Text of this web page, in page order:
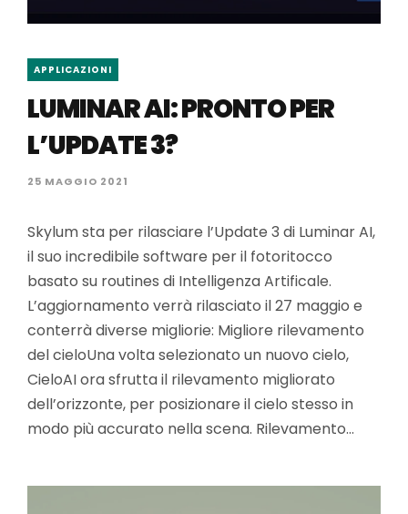
APPLICAZIONI
LUMINAR AI: PRONTO PER
L’UPDATE 3?
25 MAGGIO 2021
Skylum sta per rilasciare l’Update 3 di Luminar AI,
il suo incredibile software per il fotoritocco
basato su routines di Intelligenza Artificale.
L’aggiornamento verrà rilasciato il 27 maggio e
conterrà diverse migliorie: Migliore rilevamento
del cieloUna volta selezionato un nuovo cielo,
CieloAI ora sfrutta il rilevamento migliorato
dell’orizzonte, per posizionare il cielo stesso in
modo più accurato nella scena. Rilevamento…